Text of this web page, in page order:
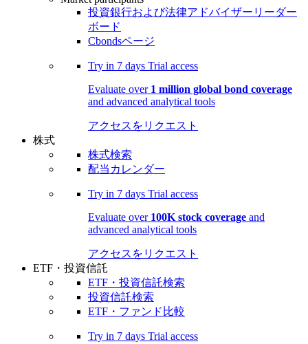
投資銀行および法律アドバイザーリーダー
ボード
Cbondsページ
Try in 7 days Trial access
Evaluate over 1 million global bond coverage
and advanced analytical tools
アクセスをリクエスト
株式
株式検索
配当カレンダー
Try in 7 days Trial access
Evaluate over 100K stock coverage and
advanced analytical tools
アクセスをリクエスト
ETF・投資信託
ETF・投資信託検索
投資信託検索
ETF・ファンド比較
Try in 7 days Trial access